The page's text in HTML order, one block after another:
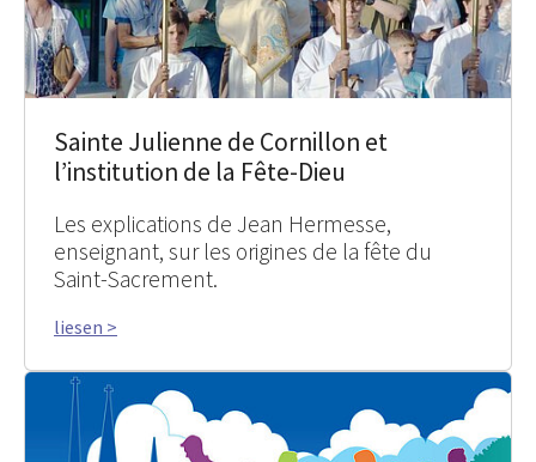
Sainte Julienne de Cornillon et
l’institution de la Fête-Dieu
Les explications de Jean Hermesse,
enseignant, sur les origines de la fête du
Saint-Sacrement.
liesen >